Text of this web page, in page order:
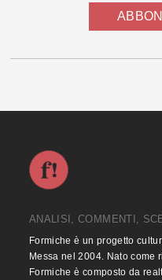
ANALISI, COMMENTI,
Formiche è un progetto
Messa nel 2004. Nato come
Formiche è composto da